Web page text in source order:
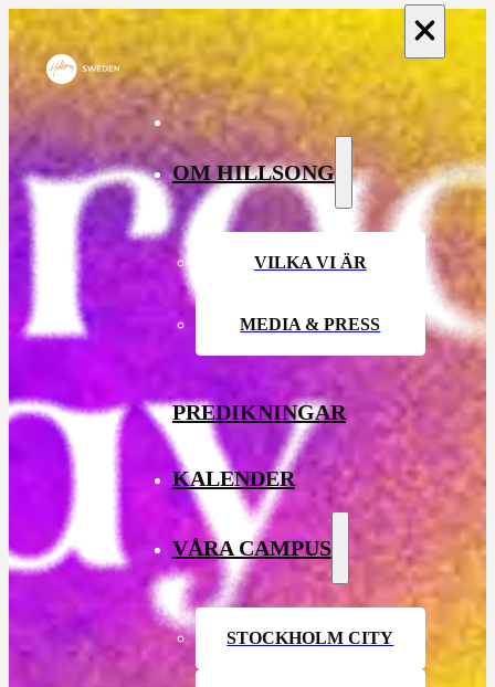
OM HILLSONG
VILKA VI ÄR
MEDIA & PRESS
PREDIKNINGAR
KALENDER
VÅRA CAMPUS
STOCKHOLM CITY